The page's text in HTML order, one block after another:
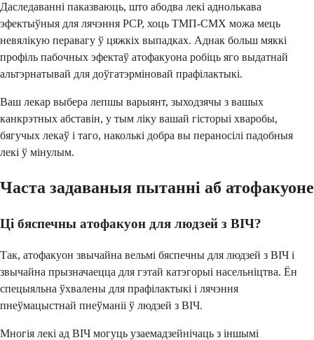
Даследаванні паказваюць, што абодва лекі аднолькава
эфектыўныя для лячэння PCP, хоць ТМП-СМХ можа мець
невялікую перавагу ў цяжкіх выпадках. Аднак больш мяккі
профіль пабочных эфектаў атофакуона робіць яго выдатнай
альтэрнатывай для доўгатэрміновай прафілактыкі.
Ваш лекар выбера лепшы варыянт, зыходзячы з вашых
канкрэтных абставін, у тым ліку вашай гісторыі хваробы,
бягучых лекаў і таго, наколькі добра вы пераносілі падобныя
лекі ў мінулым.
Часта задаваныя пытанні аб атофакуоне
Ці бяспечны атофакуон для людзей з ВІЧ?
Так, атофакуон звычайна вельмі бяспечны для людзей з ВІЧ і
звычайна прызначаецца для гэтай катэгорыі насельніцтва. Ён
спецыяльна ўхвалены для прафілактыкі і лячэння
пнеўмацыстнай пнеўманіі ў людзей з ВІЧ.
Многія лекі ад ВІЧ могуць узаемадзейнічаць з іншымі